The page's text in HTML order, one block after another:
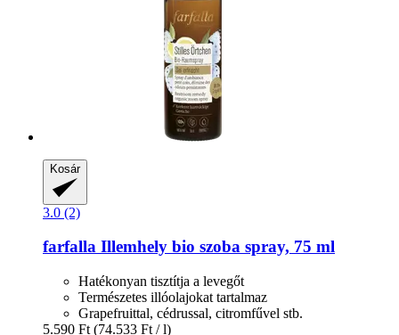
Kosár
3.0 (2)
farfalla Illemhely bio szoba spray, 75 ml
Hatékonyan tisztítja a levegőt
Természetes illóolajokat tartalmaz
Grapefruittal, cédrussal, citromfűvel stb.
5.590 Ft (74.533 Ft / l)